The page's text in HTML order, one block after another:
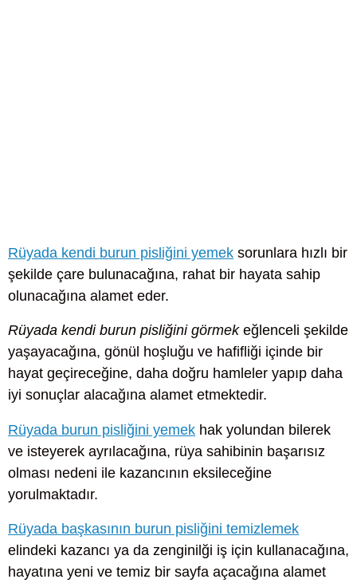
Rüyada kendi burun pisliğini yemek sorunlara hızlı bir
şekilde çare bulunacağına, rahat bir hayata sahip
olunacağına alamet eder.
Rüyada kendi burun pisliğini görmekeğlenceli şekilde
yaşayacağına, gönül hoşluğu ve hafifliği içinde bir
hayat geçireceğine, daha doğru hamleler yapıp daha
iyi sonuçlar alacağına alamet etmektedir.
Rüyada burun pisliğini yemek hak yolundan bilerek
ve isteyerek ayrılacağına, rüya sahibinin başarısız
olması nedeni ile kazancının eksileceğine
yorulmaktadır.
Rüyada başkasının burun pisliğini temizlemek
elindeki kazancı ya da zenginilği iş için kullanacağına,
hayatına yeni ve temiz bir sayfa açacağına alamet